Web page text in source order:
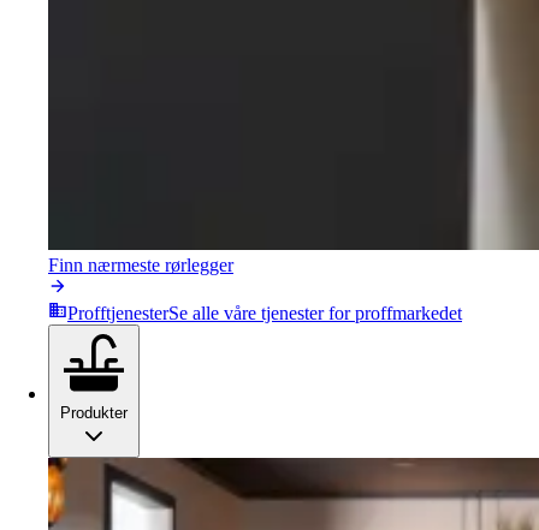
Finn nærmeste rørlegger
ProfftjenesterSe alle våre tjenester for proffmarkedet
Produkter